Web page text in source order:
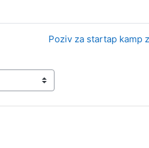
Poziv za startap kamp